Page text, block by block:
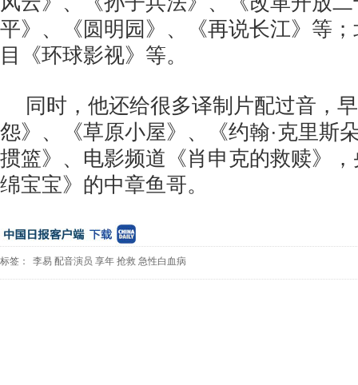
平》、《圆明园》、《再说长江》等
目《环球影视》等。
同时，他还给很多译制片配过音，
怨》、《草原小屋》、《约翰·克里斯
掼篮》、电影频道《肖申克的救赎》
绵宝宝》的中章鱼哥。
标签： 李易 配音演员 享年 抢救 急性白血病